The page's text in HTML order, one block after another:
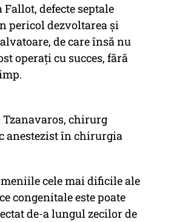
defecte septale
pericol dezvoltarea și
de care însă nu
operați cu succes, fără
Tzanavaros, chirurg
anestezist în chirurgia
cele mai dificile ale
congenitale este poate
de-a lungul zecilor de